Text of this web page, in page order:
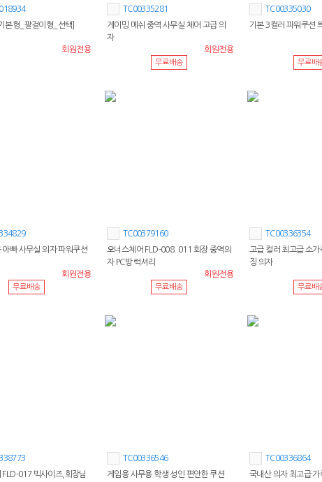
본형_팔걸이형_선택]
회원전용
TC00335281
게이밍 메쉬 중역 사무실 체어 고급 의
자
회원전용
무료배송
TC00335030
기본 3컬러 파워쿠션
무료배
아빠 사무실 의자 파워쿠션
회원전용
무료배송
TC00379160
오너스체어 FLD-008. 011 회장 중역의
자 PC방 럭셔리
회원전용
무료배송
TC00336354
고급 컬러 최고급 소가
징 의자
무료배
FLD-017 빅사이즈,회장님
TC00336546
게임용 사무용 학생 성인 편안한 쿠션
TC00336864
국내산 의자 최고급 가